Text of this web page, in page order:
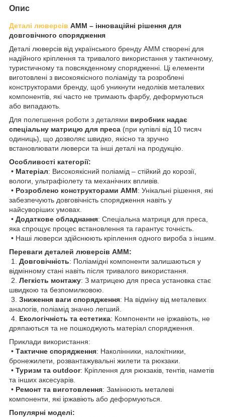
Опис
Деталі люверсів AMM – інноваційні рішення для
довговічного спорядження
Деталі люверсів від українського бренду AMM створені для
надійного кріплення та тривалого використання у тактичному,
туристичному та повсякденному спорядженні. Ці елементи
виготовлені з високоякісного поліаміду та розроблені
конструкторами бренду, щоб уникнути недоліків металевих
компонентів, які часто не тримають фарбу, деформуються
або випадають.
Для полегшення роботи з деталями виробник надає
спеціальну матрицю для преса (при купівлі від 10 тисяч
одиниць), що дозволяє швидко, якісно та зручно
встановлювати люверси та інші деталі на продукцію.
Особливості категорії:
• Матеріал: Високоякісний поліамід – стійкий до корозії,
вологи, ультрафіолету та механічних впливів.
• Розроблено конструкторами AMM: Унікальні рішення, які
забезпечують довговічність спорядження навіть у
найсуворіших умовах.
• Додаткове обладнання: Спеціальна матриця для преса,
яка спрощує процес встановлення та гарантує точність.
• Наші люверси здійснюють кріплення одного вироба з іншим.
Переваги деталей люверсів AMM:
1. Довговічність: Поліамідні компоненти залишаються у
відмінному стані навіть після тривалого використання.
2. Легкість монтажу: З матрицею для преса установка стає
швидкою та безпомилковою.
3. Зниження ваги спорядження: На відміну від металевих
аналогів, поліамід значно легший.
4. Екологічність та естетика: Компоненти не іржавіють, не
дряпаються та не пошкоджують матеріал спорядження.
Приклади використання:
• Тактичне спорядження: Наколінники, налокітники,
бронежилети, розвантажувальні жилети та рюкзаки.
• Туризм та outdoor: Кріплення для рюкзаків, тентів, наметів
та інших аксесуарів.
• Ремонт та виготовлення: Замінюють металеві
компоненти, які іржавіють або деформуються.
Популярні моделі: